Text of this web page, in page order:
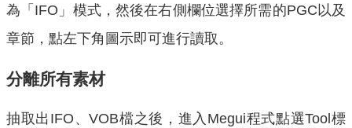
為「IFO」模式，然後在右側欄位選擇所需的PGC以及
章節，點左下角圖示即可進行讀取。
分離所有素材
抽取出IFO、VOB檔之後，進入Megui程式點選Tool標